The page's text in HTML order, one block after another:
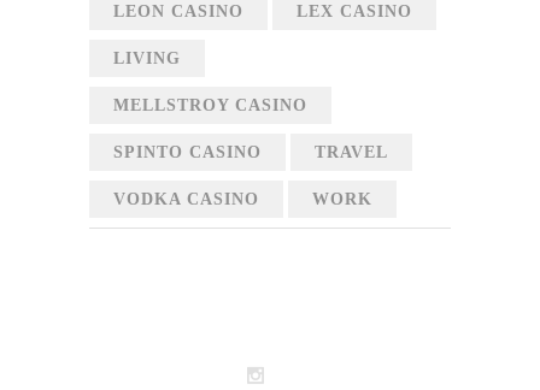
LEON CASINO LEX CASINO
LIVING
MELLSTROY CASINO
SPINTO CASINO TRAVEL
VODKA CASINO WORK